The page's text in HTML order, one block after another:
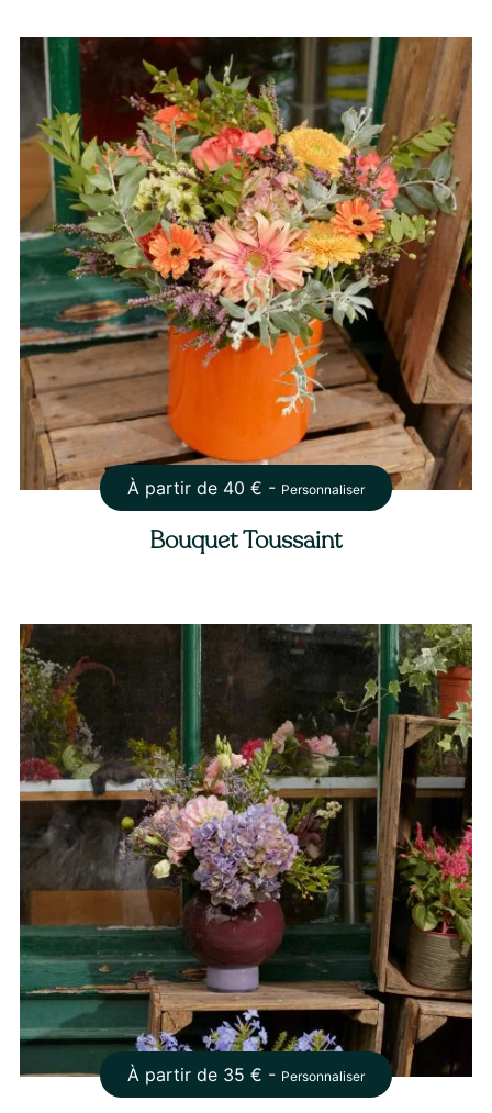
À partir de 40 € - Personnaliser
Bouquet Toussaint
À partir de 35 € - Personnaliser